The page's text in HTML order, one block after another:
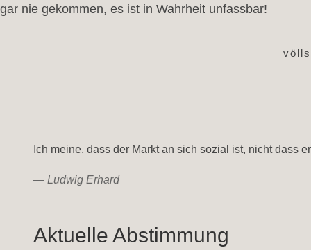
gar nie gekommen, es ist in Wahrheit unfassbar!
Ich meine, dass der Markt an sich sozial ist, nicht dass
— Ludwig Erhard
Aktuelle Abstimmung